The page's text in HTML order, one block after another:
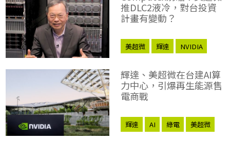
推DLC2液冷，對台投資
計畫有變動？
美超微 輝達
NVIDIA
輝達、美超微在台建AI算
力中心，引爆再生能源售
電商戰
輝達 AI 綠電
美超微